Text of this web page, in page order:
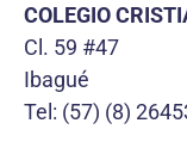
COLEGIO
Cl. 59 #47
Ibagué
Tel: (57) (8)